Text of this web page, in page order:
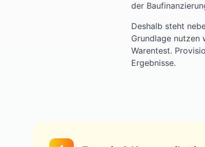
der
Deshalb steht
Grundlage nutzen
Warentest.
Ergebnisse.